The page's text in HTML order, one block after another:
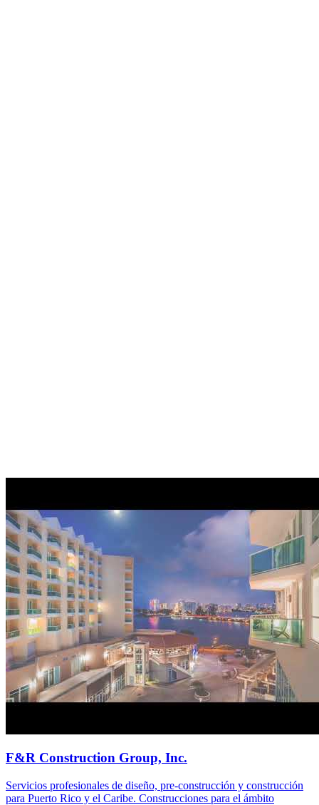
F&R Construction Group, Inc.
Servicios profesionales de diseño, pre-construcción y construcción
para Puerto Rico y el Caribe. Construcciones para el ámbito